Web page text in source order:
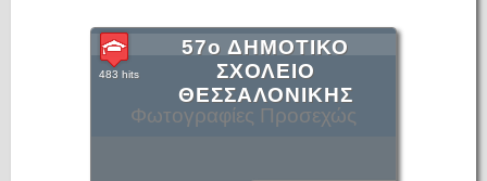
Φωτογραφίες Προσεχώς
57ο ΔΗΜΟΤΙΚΟ
ΣΧΟΛΕΙΟ
ΘΕΣΣΑΛΟΝΙΚΗΣ
483 hits